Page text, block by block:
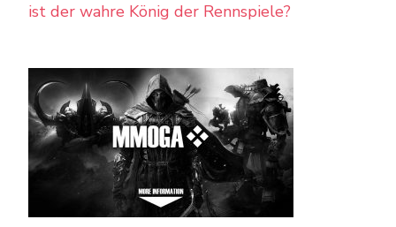
ist der wahre König der Rennspiele?